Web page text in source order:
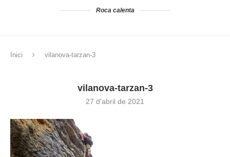
Roca calenta
Inici vilanova-tarzan-3
vilanova-tarzan-3
27 d'abril de 2021